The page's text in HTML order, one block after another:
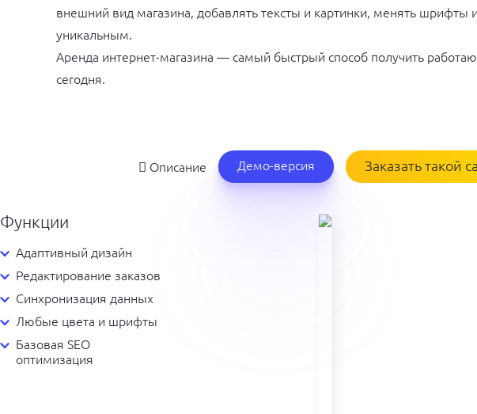
внешний вид магазина, добавлять тексты и картинки, менять шрифты
уникальным.
Аренда интернет-магазина — самый быстрый способ получить
сегодня.
Описание Демо-версия Заказать такой
Функции
Адаптивный дизайн
Редактирование заказов
Синхронизация данных
Любые цвета и шрифты
Базовая SEO
оптимизация